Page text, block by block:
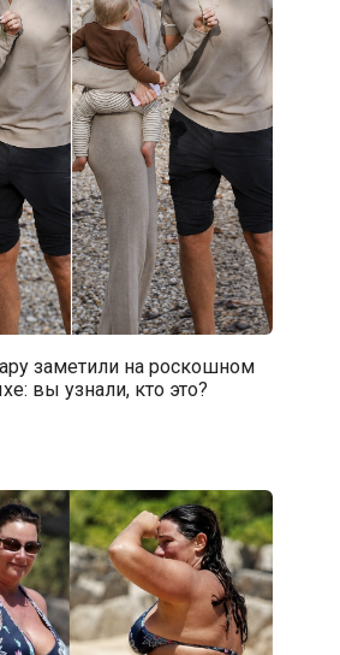
заметили на роскошном
вы узнали, кто это?